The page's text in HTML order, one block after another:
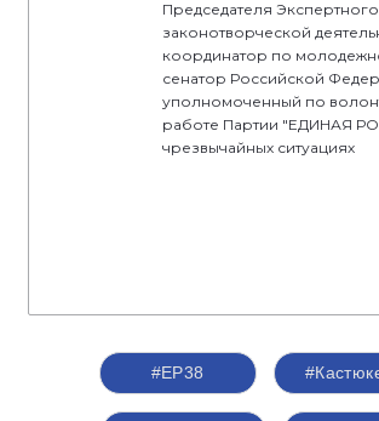
Председателя
законотворческой
координатор по
сенатор Российской
уполномоченный по
работе Партии "ЕДИНАЯ
чрезвычайных ситуациях
#ЕР38